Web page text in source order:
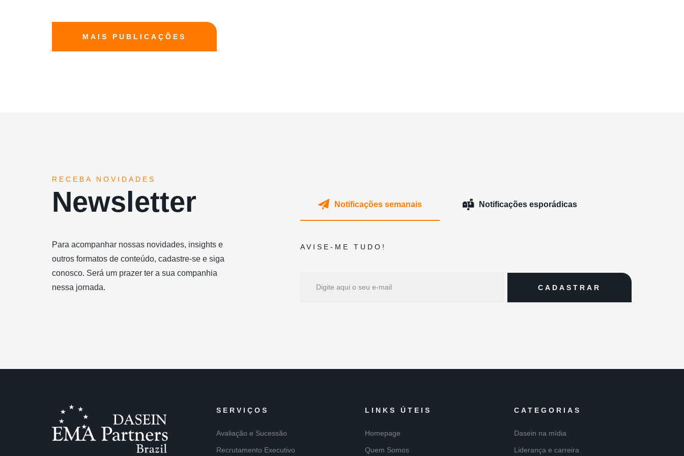
MAIS PUBLICAÇÕES
RECEBA NOVIDADES
Newsletter
Para acompanhar nossas novidades, insights e
outros formatos de conteúdo, cadastre-se e siga
conosco. Será um prazer ter a sua companhia
nessa jornada.
Notificações semanais Notificações esporádicas
AVISE-ME TUDO!
SERVIÇOS
Avaliação e Sucessão
Recrutamento Executivo
LINKS ÚTEIS
Homepage
Quem Somos
CATEGORIAS
Dasein na mídia
Liderança e carreira